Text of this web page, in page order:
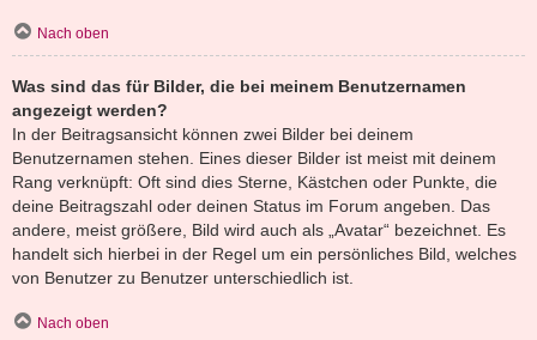
Nach oben
Was sind das für Bilder, die bei meinem Benutzernamen
angezeigt werden?
In der Beitragsansicht können zwei Bilder bei deinem
Benutzernamen stehen. Eines dieser Bilder ist meist mit deinem
Rang verknüpft: Oft sind dies Sterne, Kästchen oder Punkte, die
deine Beitragszahl oder deinen Status im Forum angeben. Das
andere, meist größere, Bild wird auch als „Avatar“ bezeichnet. Es
handelt sich hierbei in der Regel um ein persönliches Bild, welches
von Benutzer zu Benutzer unterschiedlich ist.
Nach oben